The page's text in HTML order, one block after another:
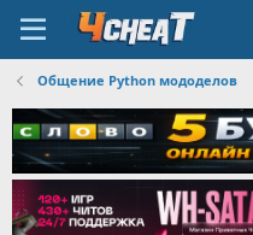
Общение Python мододелов